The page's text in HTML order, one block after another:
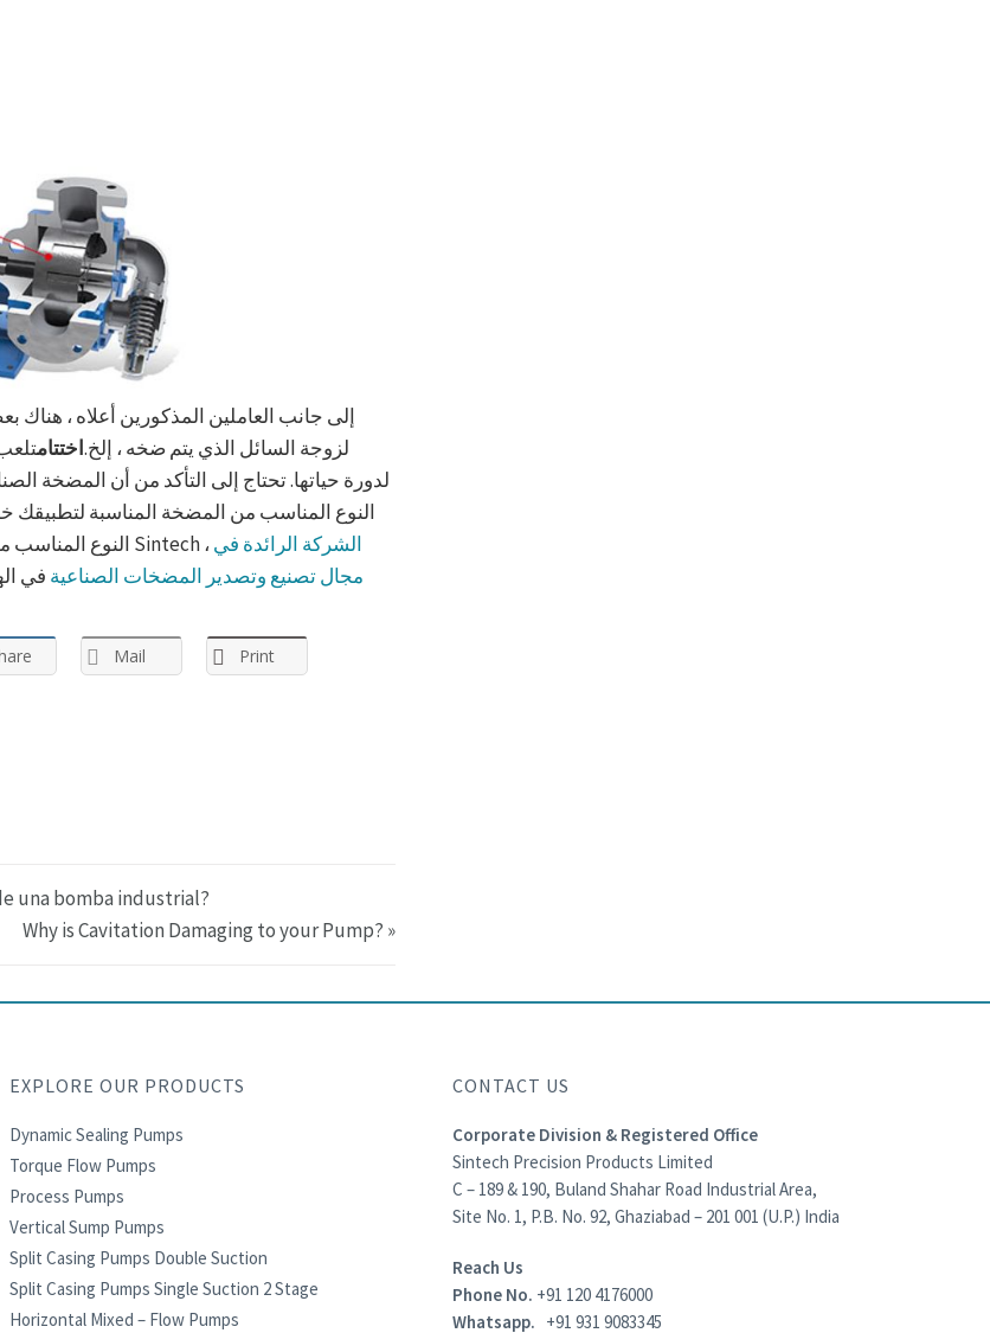
إلى جانب العاملين المذكورين أعلاه ،
لزوجة السائل الذي يتم ضخه ، إلخ.اختتام
لدورة حياتها. تحتاج إلى التأكد من أن المضخة
النوع المناسب من المضخة المناسبة
النوع المناسب من المضخات الصناعية ، فاتصل بفريق المبيعات لدينا في Sintech ، الشركة الرائدة في
مجال تصنيع وتصدير المضخات الصناعية في
Mail Print
una bomba industrial?
Why is Cavitation Damaging to your Pump? »
EXPLORE OUR PRODUCTS
Dynamic Sealing Pumps
Torque Flow Pumps
Process Pumps
Vertical Sump Pumps
Split Casing Pumps Double Suction
Split Casing Pumps Single Suction 2 Stage
Horizontal Mixed – Flow Pumps
CONTACT US
Corporate Division & Registered Office
Sintech Precision Products Limited
C – 189 & 190, Buland Shahar Road Industrial Area,
Site No. 1, P.B. No. 92, Ghaziabad – 201 001 (U.P.) India
Reach Us
Phone No. +91 120 4176000
Whatsapp. +91 931 9083345